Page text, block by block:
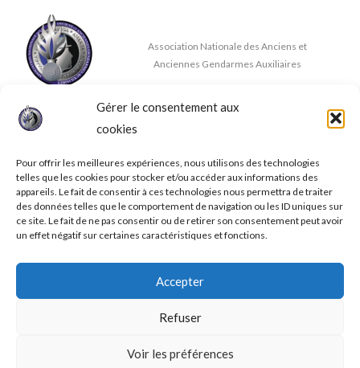
Gérer le consentement aux
cookies
Pour offrir les meilleures expériences, nous utilisons des technologies
telles que les cookies pour stocker et/ou accéder aux informations des
appareils. Le fait de consentir à ces technologies nous permettra de traiter
des données telles que le comportement de navigation ou les ID uniques sur
ce site. Le fait de ne pas consentir ou de retirer son consentement peut avoir
un effet négatif sur certaines caractéristiques et fonctions.
Accepter
Refuser
Voir les préférences
Association Nationale des Anciens et
Anciennes Gendarmes Auxiliaires
Nous contacter
11 rue de la Doux, 86140 DOUSSAY
© 2026 A.N.A.A.G.A.
Mentions légales
Conditions générales de ventes
Politique de cookies (UE)